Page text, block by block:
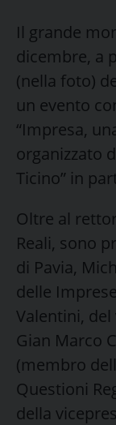
Il grande
dicembre, a
(nella foto)
un evento
“Impresa,
organizzato
Ticino” in
Oltre al
Reali, sono
di Pavia,
delle
Valentini,
Gian Marco
(membro
Questioni
della